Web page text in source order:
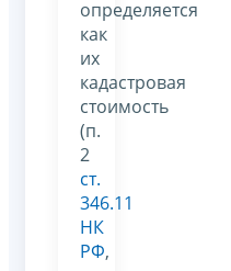
определяется
как
их
кадастровая
стоимость
(п.
2
ст.
346.11
НК
РФ,